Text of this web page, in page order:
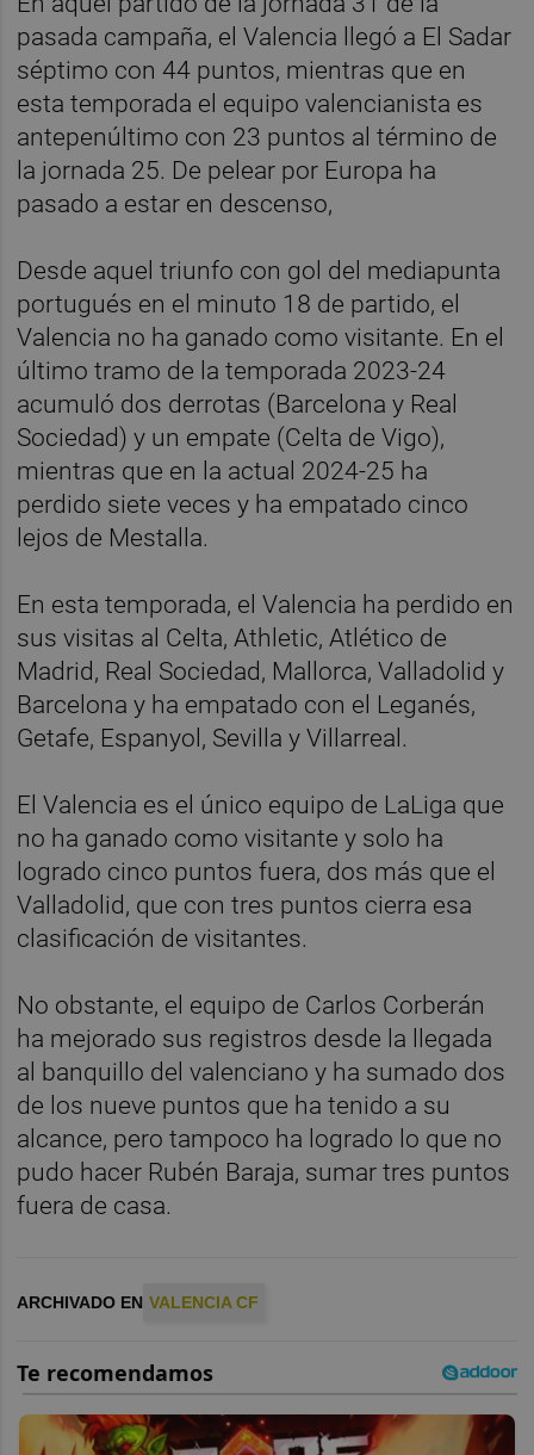
pasada campaña, el Valencia llegó a El Sadar
séptimo con 44 puntos, mientras que en
esta temporada el equipo valencianista es
antepenúltimo con 23 puntos al término de
la jornada 25. De pelear por Europa ha
pasado a estar en descenso,
Desde aquel triunfo con gol del mediapunta
portugués en el minuto 18 de partido, el
Valencia no ha ganado como visitante. En el
último tramo de la temporada 2023-24
acumuló dos derrotas (Barcelona y Real
Sociedad) y un empate (Celta de Vigo),
mientras que en la actual 2024-25 ha
perdido siete veces y ha empatado cinco
lejos de Mestalla.
En esta temporada, el Valencia ha perdido en
sus visitas al Celta, Athletic, Atlético de
Madrid, Real Sociedad, Mallorca, Valladolid y
Barcelona y ha empatado con el Leganés,
Getafe, Espanyol, Sevilla y Villarreal.
El Valencia es el único equipo de LaLiga que
no ha ganado como visitante y solo ha
logrado cinco puntos fuera, dos más que el
Valladolid, que con tres puntos cierra esa
clasificación de visitantes.
No obstante, el equipo de Carlos Corberán
ha mejorado sus registros desde la llegada
al banquillo del valenciano y ha sumado dos
de los nueve puntos que ha tenido a su
alcance, pero tampoco ha logrado lo que no
pudo hacer Rubén Baraja, sumar tres puntos
fuera de casa.
ARCHIVADO EN VALENCIA CF